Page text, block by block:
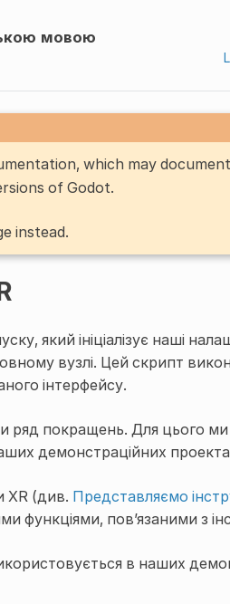
мовою
which may
of Godot.
instead.
який ініціалізує наші
вузлі. Цей скрипт
інтерфейсу.
ряд покращень. Для цього
демонстраційних
XR (див. Представляємо
функціями, пов’язаними з
в наших